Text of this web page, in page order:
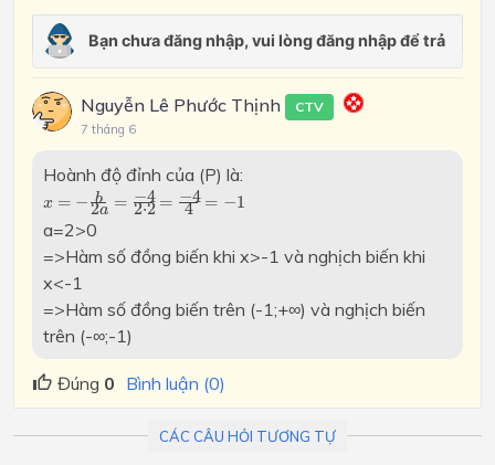
Nguyễn Lê Phước Thịnh CTV
7 tháng 6
Hoành độ đỉnh của (P) là:
x = − b
2a = −4
2⋅2 = −4
4 = −1
a =− 2⋅ 44 =
a=2>0
=>Hàm số đồng biến khi x>-1 và nghịch biến khi
x<-1
=>Hàm số đồng biến trên (-1;+∞) và nghịch biến
trên (-∞;-1)
Đúng 0 Bình luận (0)
CÁC CÂU HỎI TƯƠNG TỰ